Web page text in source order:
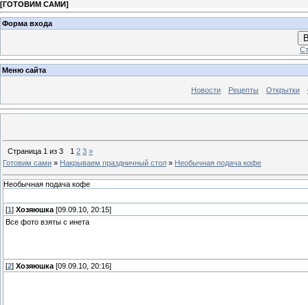
[ГОТОВИМ САМИ]
Форма входа
Меню сайта
Новости Рецепты Открытки
Страница 1 из 3 1 2 3 »
Готовим сами » Накрываем праздничный стол » Необычная подача кофе
Необычная подача кофе
[1 ] Хозяюшка [09.09.10, 20:15]
Все фото взяты с инета
[2] Хозяюшка [09.09.10, 20:16]